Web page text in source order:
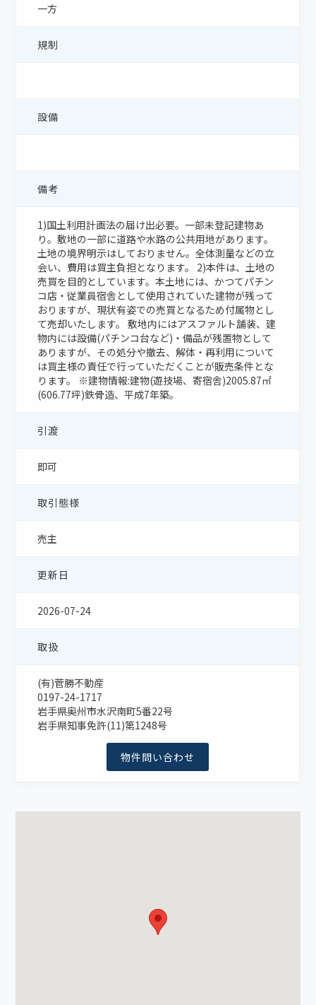
一方
規制
設備
備考
1)国土利用計画法の届け出必要。一部未登記建物あ
り。敷地の一部に道路や水路の公共用地があります。
土地の境界明示はしておりません。全体測量などの立
会い、費用は買主負担となります。 2)本件は、土地の
売買を目的としています。本土地には、かつてパチン
コ店・従業員宿舎として使用されていた建物が残って
おりますが、現状有姿での売買となるため付属物とし
て売却いたします。 敷地内にはアスファルト舗装、建
物内には設備(パチンコ台など)・備品が残置物として
ありますが、その処分や撤去、解体・再利用について
は買主様の責任で行っていただくことが販売条件とな
ります。 ※建物情報:建物(遊技場、寄宿舎)2005.87㎡
(606.77坪)鉄骨造、平成7年築。
引渡
即可
取引態様
売主
更新日
2026-07-24
取扱
(有)菅勝不動産
0197-24-1717
岩手県奥州市水沢南町5番22号
岩手県知事免許(11)第1248号
物件問い合わせ